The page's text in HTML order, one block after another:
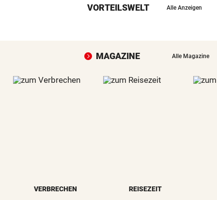
VORTEILSWELT Alle Anzeigen
MAGAZINE Alle Magazine
VERBRECHEN REISEZEIT